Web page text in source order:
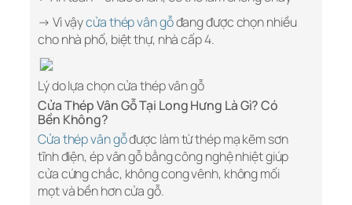
→ Vì vậycửa thép vân gỗđang được chọn nhiều
cho nhà phố, biệt thự, nhà cấp 4.
Lý do lựa chọn cửa thép vân gỗ
Cửa Thép Vân Gỗ Tại Long Hưng Là Gì? Có
Bền Không?
Cửa thép vân gỗđược làm từ thép mạ kẽm sơn
tĩnh điện, ép vân gỗ bằng công nghệ nhiệt giúp
cửa cứng chắc, không cong vênh, không mối
mọt và bền hơn cửa gỗ.